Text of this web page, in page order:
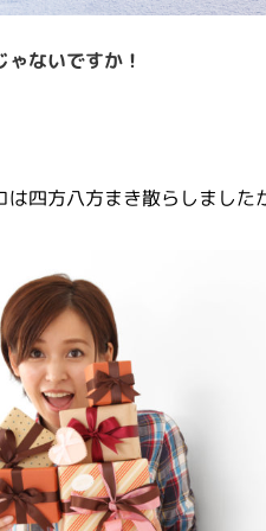
ないですか！
は四方八方まき散らしました